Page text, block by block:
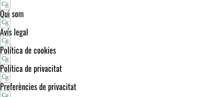
Qui som
Avís legal
Política de cookies
Política de privacitat
Preferències de privacitat